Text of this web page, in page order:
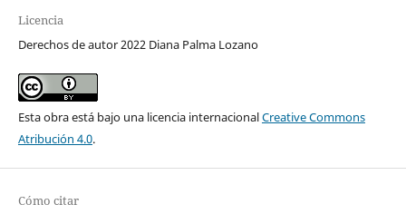
Licencia
Derechos de autor 2022 Diana Palma Lozano
Esta obra está bajo una licencia internacionalCreative Commons
Atribución 4.0.
Cómo citar